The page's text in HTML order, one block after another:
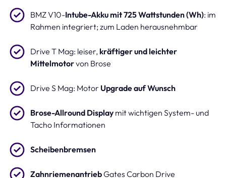
BMZ V10-Intube-Akku mit 725 Wattstunden (Wh): im
Rahmen integriert; zum Laden herausnehmbar
Drive T Mag: leiser, kräftiger und leichter
Mittelmotorvon Brose
Drive S Mag: Motor Upgrade auf Wunsch
Brose-Allround Display mit wichtigen System- und
Tacho Informationen
Scheibenbremsen
ZahnriemenantriebGates Carbon Drive